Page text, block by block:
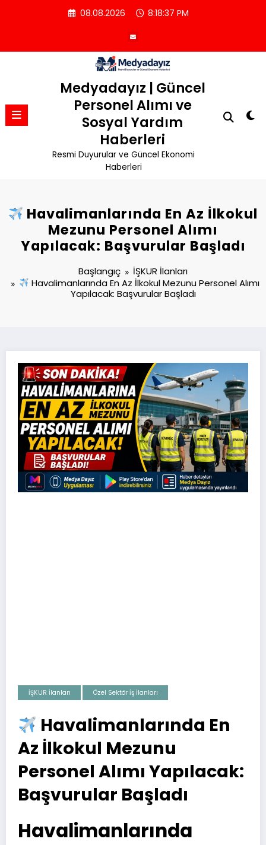
08.08.2026 8:18:38 PM
Medyadayız | Güncel
Personel Alımı ve
Sosyal Yardım
Haberleri
Resmi Duyurular ve Güncel Ekonomi
Haberleri
Havalimanlarında En Az İlkokul
Mezunu Personel Alımı
Yapılacak: Başvurular Başladı
Başlangıç
İŞKUR İlanları
Havalimanlarında En Az İlkokul Mezunu Personel Alımı
Yapılacak: Başvurular Başladı
İŞKUR İlanları Özel Sektör İş İlanları
Havalimanlarında En
Az İlkokul Mezunu
Personel Alımı Yapılacak:
Başvurular Başladı
Havalimanlarında